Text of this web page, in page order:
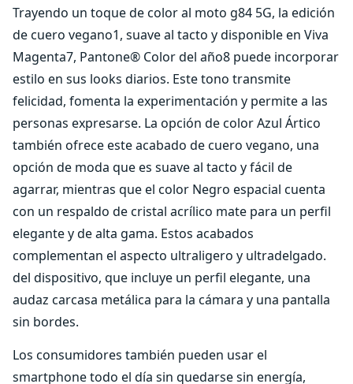
Trayendo un toque de color al moto g84 5G, la edición
de cuero vegano1, suave al tacto y disponible en Viva
Magenta7, Pantone® Color del año8 puede incorporar
estilo en sus looks diarios. Este tono transmite
felicidad, fomenta la experimentación y permite a las
personas expresarse. La opción de color Azul Ártico
también ofrece este acabado de cuero vegano, una
opción de moda que es suave al tacto y fácil de
agarrar, mientras que el color Negro espacial cuenta
con un respaldo de cristal acrílico mate para un perfil
elegante y de alta gama. Estos acabados
complementan el aspecto ultraligero y ultradelgado.
del dispositivo, que incluye un perfil elegante, una
audaz carcasa metálica para la cámara y una pantalla
sin bordes.
Los consumidores también pueden usar el
smartphone todo el día sin quedarse sin energía,